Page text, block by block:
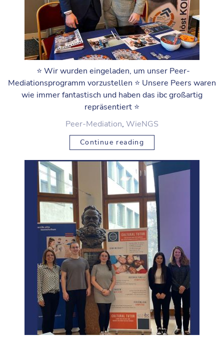
⭐️ Wir wurden eingeladen, um unser Peer-
Mediationsprogramm vorzustellen ⭐️ Unsere Peers waren
wie immer fantastisch und haben das ibc großartig
repräsentiert ⭐️
Peer-Mediation, WieNGS
Continue reading